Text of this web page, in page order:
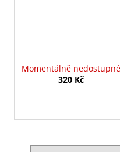
Momentálně nedostupné
320 Kč